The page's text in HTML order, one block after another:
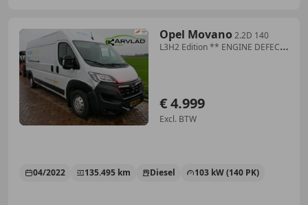
Opel Movano 2.2D 140
L3H2 Edition ** ENGINE DEFECT
€ 4.999
Excl. BTW
04/2022 135.495 km Diesel 103 kW (140 PK)